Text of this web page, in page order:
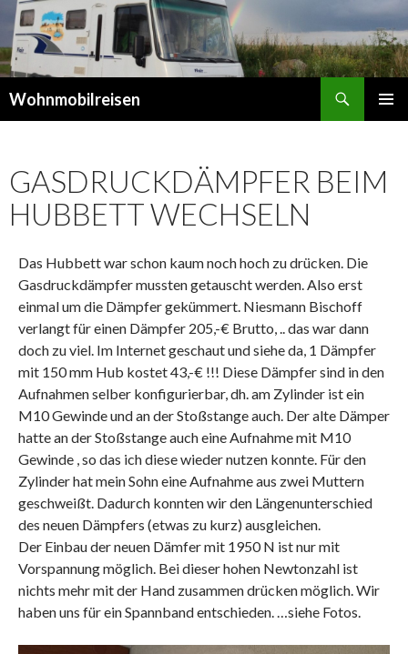
Wohnmobilreisen
GASDRUCKDÄMPFER BEIM
HUBBETT WECHSELN
Das Hubbett war schon kaum noch hoch zu drücken. Die
Gasdruckdämpfer mussten getauscht werden. Also erst
einmal um die Dämpfer gekümmert. Niesmann Bischoff
verlangt für einen Dämpfer 205,-€ Brutto, .. das war dann
doch zu viel. Im Internet geschaut und siehe da, 1 Dämpfer
mit 150 mm Hub kostet 43,-€ !!! Diese Dämpfer sind in den
Aufnahmen selber konfigurierbar, dh. am Zylinder ist ein
M10 Gewinde und an der Stoßstange auch. Der alte Dämper
hatte an der Stoßstange auch eine Aufnahme mit M10
Gewinde , so das ich diese wieder nutzen konnte. Für den
Zylinder hat mein Sohn eine Aufnahme aus zwei Muttern
geschweißt. Dadurch konnten wir den Längenunterschied
des neuen Dämpfers (etwas zu kurz) ausgleichen.
Der Einbau der neuen Dämfer mit 1950 N ist nur mit
Vorspannung möglich. Bei dieser hohen Newtonzahl ist
nichts mehr mit der Hand zusammen drücken möglich. Wir
haben uns für ein Spannband entschieden. …siehe Fotos.